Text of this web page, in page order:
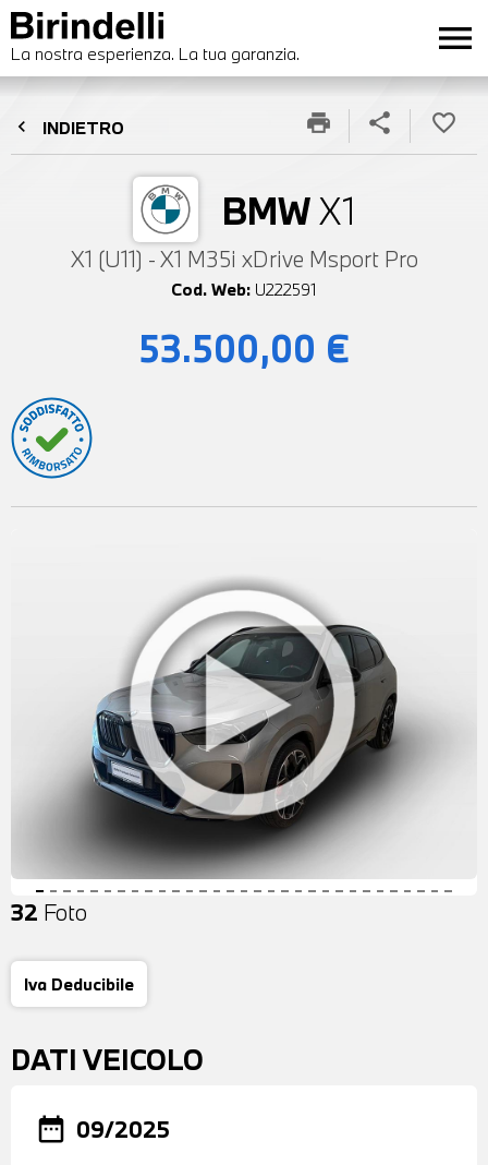
La nostra esperienza. La tua garanzia. menu
chevron_left INDIETRO
BMWX1
X1 (U11) - X1 M35i xDrive Msport Pro
Cod. Web: U222591
print share favorite_border
53.500,00 €
32 Foto
Iva Deducibile
DATI VEICOLO
date_range 09/2025